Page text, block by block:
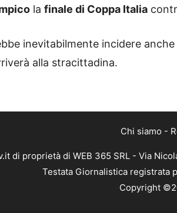
la finale di Coppa Italia
inevitabilmente incidere
alla stracittadina.
Chi siamo -
di proprietà di WEB 365 SRL - Via
Testata Giornalistica registrata
Copyright